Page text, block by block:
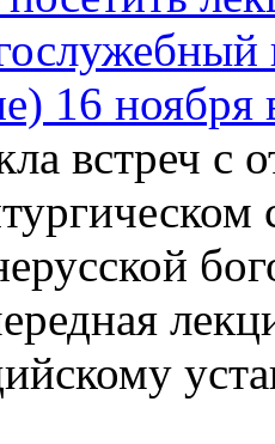
16 ноября
встреч